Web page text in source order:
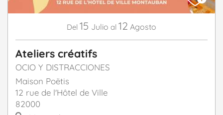
Del 15 Julio al 12 Agosto
Ateliers créatifs
OCIO Y DISTRACCIONES
Maison Poëtis
12 rue de l'Hôtel de Ville
82000